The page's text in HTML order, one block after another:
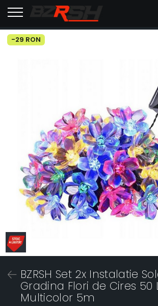
-29 RON
BZRSH Set 2x Instalatie
Gradina Flori de Cires 50
Multicolor 5m